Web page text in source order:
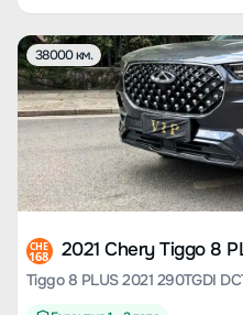
38000 км.
CHE
168 2021 Chery Tiggo 8
Tiggo 8 PLUS 2021 290TGDI